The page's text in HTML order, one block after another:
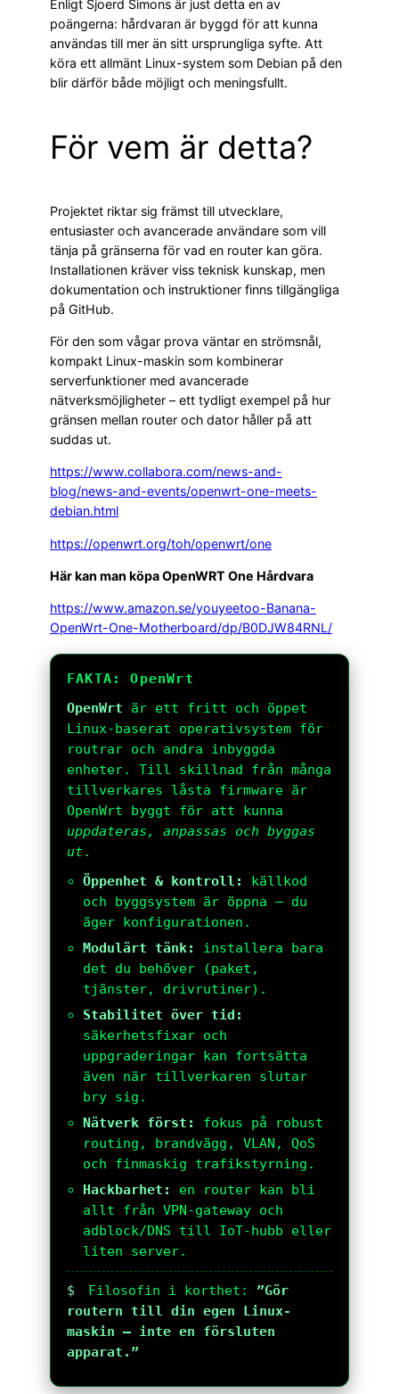
Enligt Sjoerd Simons är just detta en av
poängerna: hårdvaran är byggd för att kunna
användas till mer än sitt ursprungliga syfte. Att
köra ett allmänt Linux-system som Debian på den
blir därför både möjligt och meningsfullt.
För vem är detta?
Projektet riktar sig främst till utvecklare,
entusiaster och avancerade användare som vill
tänja på gränserna för vad en router kan göra.
Installationen kräver viss teknisk kunskap, men
dokumentation och instruktioner finns tillgängliga
på GitHub.
För den som vågar prova väntar en strömsnål,
kompakt Linux-maskin som kombinerar
serverfunktioner med avancerade
nätverksmöjligheter – ett tydligt exempel på hur
gränsen mellan router och dator håller på att
suddas ut.
https://www.collabora.com/news-and-
blog/news-and-events/openwrt-one-meets-
debian.html
https://openwrt.org/toh/openwrt/one
Här kan man köpa OpenWRT One Hårdvara
https://www.amazon.se/youyeetoo-Banana-
OpenWrt-One-Motherboard/dp/B0DJW84RNL/
FAKTA: OpenWrt
OpenWrt är ett fritt och öppet
Linux-baserat operativsystem för
routrar och andra inbyggda
enheter. Till skillnad från många
tillverkares låsta firmware är
OpenWrt byggt för att kunna
uppdateras, anpassas och byggas
ut.
Öppenhet & kontroll:
källkod
och byggsystem är öppna – du
äger konfigurationen.
Modulärt tänk:
installera bara
det du behöver (paket,
tjänster, drivrutiner).
Stabilitet över tid:
säkerhetsfixar och
uppgraderingar kan fortsätta
även när tillverkaren slutar
bry sig.
Nätverk först:
fokus på robust
routing, brandvägg, VLAN, QoS
och finmaskig trafikstyrning.
Hackbarhet:
en router kan bli
allt från VPN-gateway och
adblock/DNS till IoT-hubb eller
liten server.
$ Filosofin i korthet: ”Gör
routern till din egen Linux-
maskin – inte en försluten
apparat.”